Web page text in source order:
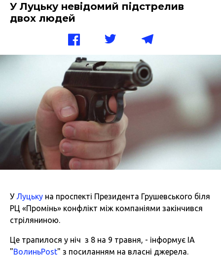
У Луцьку невідомий підстрелив
двох людей
УЛуцьку на проспекті Президента Грушевського біля
РЦ «Промінь» конфлікт між компаніями закінчився
стріляниною.
Це трапилося у ніч з 8 на 9 травня, - інформує ІА
"ВолиньPost" з посиланням на власні джерела.